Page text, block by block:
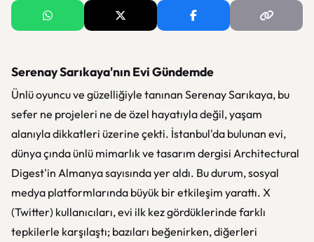
Serenay Sarıkaya'nın Evi Gündemde
Ünlü oyuncu ve güzelliğiyle tanınan Serenay Sarıkaya, bu
sefer ne projeleri ne de özel hayatıyla değil, yaşam
alanıyla dikkatleri üzerine çekti. İstanbul'da bulunan evi,
dünya çında ünlü mimarlık ve tasarım dergisi Architectural
Digest'in Almanya sayısında yer aldı. Bu durum, sosyal
medya platformlarında büyük bir etkileşim yarattı. X
(Twitter) kullanıcıları, evi ilk kez gördüklerinde farklı
tepkilerle karşılaştı; bazıları beğenirken, diğerleri